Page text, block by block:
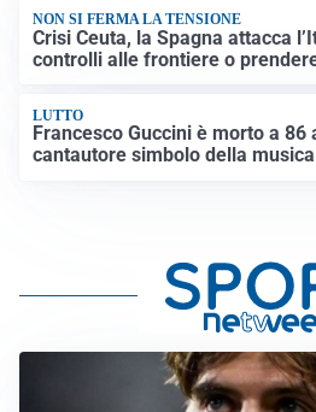
NON SI FERMA LA TENSIONE
Crisi Ceuta, la Spagna attacca
controlli alle frontiere o
LUTTO
Francesco Guccini è morto a 86
cantautore simbolo della